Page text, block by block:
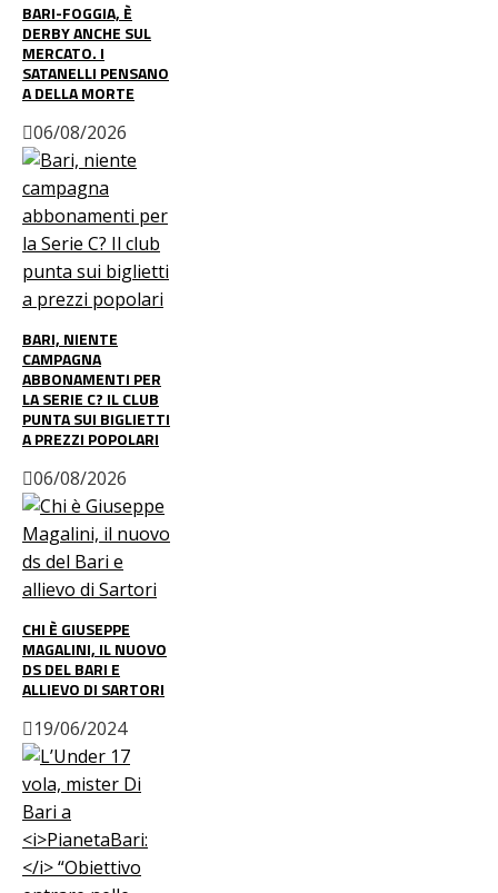
BARI-FOGGIA, È
DERBY ANCHE SUL
MERCATO. I
SATANELLI PENSANO
A DELLA MORTE
06/08/2026
BARI, NIENTE
CAMPAGNA
ABBONAMENTI PER
LA SERIE C? IL CLUB
PUNTA SUI BIGLIETTI
A PREZZI POPOLARI
06/08/2026
CHI È GIUSEPPE
MAGALINI, IL NUOVO
DS DEL BARI E
ALLIEVO DI SARTORI
19/06/2024